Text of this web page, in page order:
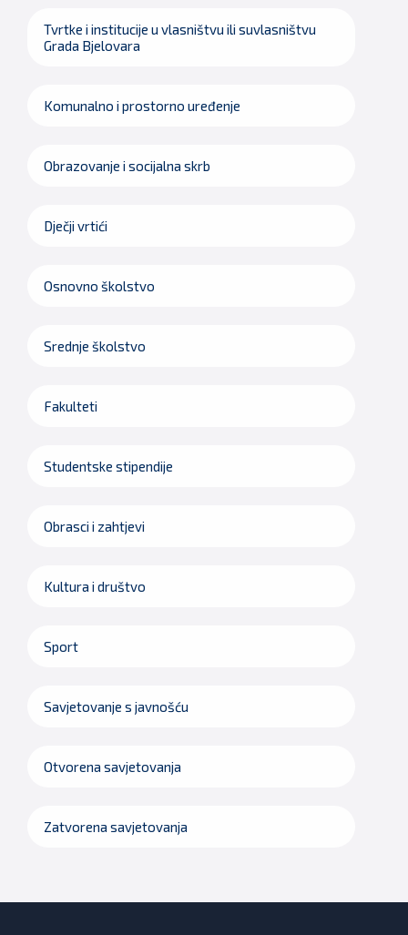
Tvrtke i institucije u vlasništvu ili suvlasništvu
Grada Bjelovara
Komunalno i prostorno uređenje
Obrazovanje i socijalna skrb
Dječji vrtići
Osnovno školstvo
Srednje školstvo
Fakulteti
Studentske stipendije
Obrasci i zahtjevi
Kultura i društvo
Sport
Savjetovanje s javnošću
Otvorena savjetovanja
Zatvorena savjetovanja